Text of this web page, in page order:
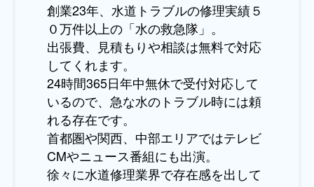
創業23年、水道トラブルの修理実績５
０万件以上の「水の救急隊」。
出張費、見積もりや相談は無料で対応
してくれます。
24時間365日年中無休で受付対応して
いるので、急な水のトラブル時には頼
れる存在です。
首都圏や関西、中部エリアではテレビ
CMやニュース番組にも出演。
徐々に水道修理業界で存在感を出して